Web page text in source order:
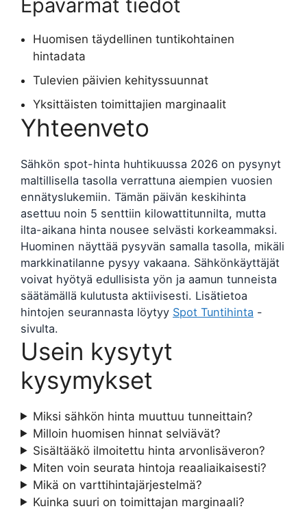
Epävarmat tiedot
Huomisen täydellinen tuntikohtainen
hintadata
Tulevien päivien kehityssuunnat
Yksittäisten toimittajien marginaalit
Yhteenveto
Sähkön spot-hinta huhtikuussa 2026 on pysynyt
maltillisella tasolla verrattuna aiempien vuosien
ennätyslukemiin. Tämän päivän keskihinta
asettuu noin 5 senttiin kilowattitunnilta, mutta
ilta-aikana hinta nousee selvästi korkeammaksi.
Huominen näyttää pysyvän samalla tasolla, mikäli
markkinatilanne pysyy vakaana. Sähkönkäyttäjät
voivat hyötyä edullisista yön ja aamun tunneista
säätämällä kulutusta aktiivisesti. Lisätietoa
hintojen seurannasta löytyy Spot Tuntihinta -
sivulta.
Usein kysytyt
kysymykset
Miksi sähkön hinta muuttuu tunneittain?
Milloin huomisen hinnat selviävät?
Sisältääkö ilmoitettu hinta arvonlisäveron?
Miten voin seurata hintoja reaaliaikaisesti?
Mikä on varttihintajärjestelmä?
Kuinka suuri on toimittajan marginaali?